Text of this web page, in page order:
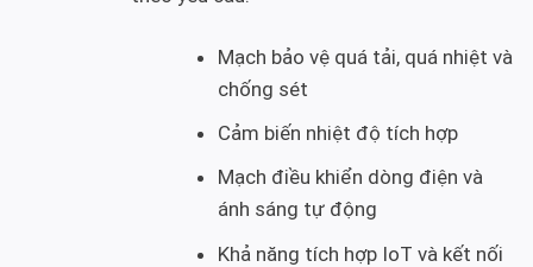
Mạch bảo vệ quá tải, quá nhiệt và
chống sét
Cảm biến nhiệt độ tích hợp
Mạch điều khiển dòng điện và
ánh sáng tự động
Khả năng tích hợp IoT và kết nối